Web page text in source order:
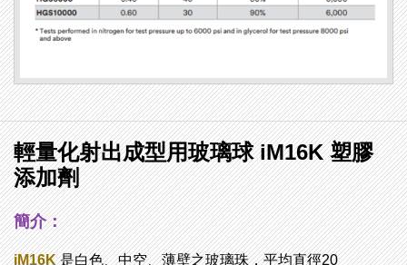
輕量化射出成型用玻璃球 iM16K 塑膠
添加劑
簡介：
iM16K是白色、中空、薄壁之玻璃珠，平均直徑20